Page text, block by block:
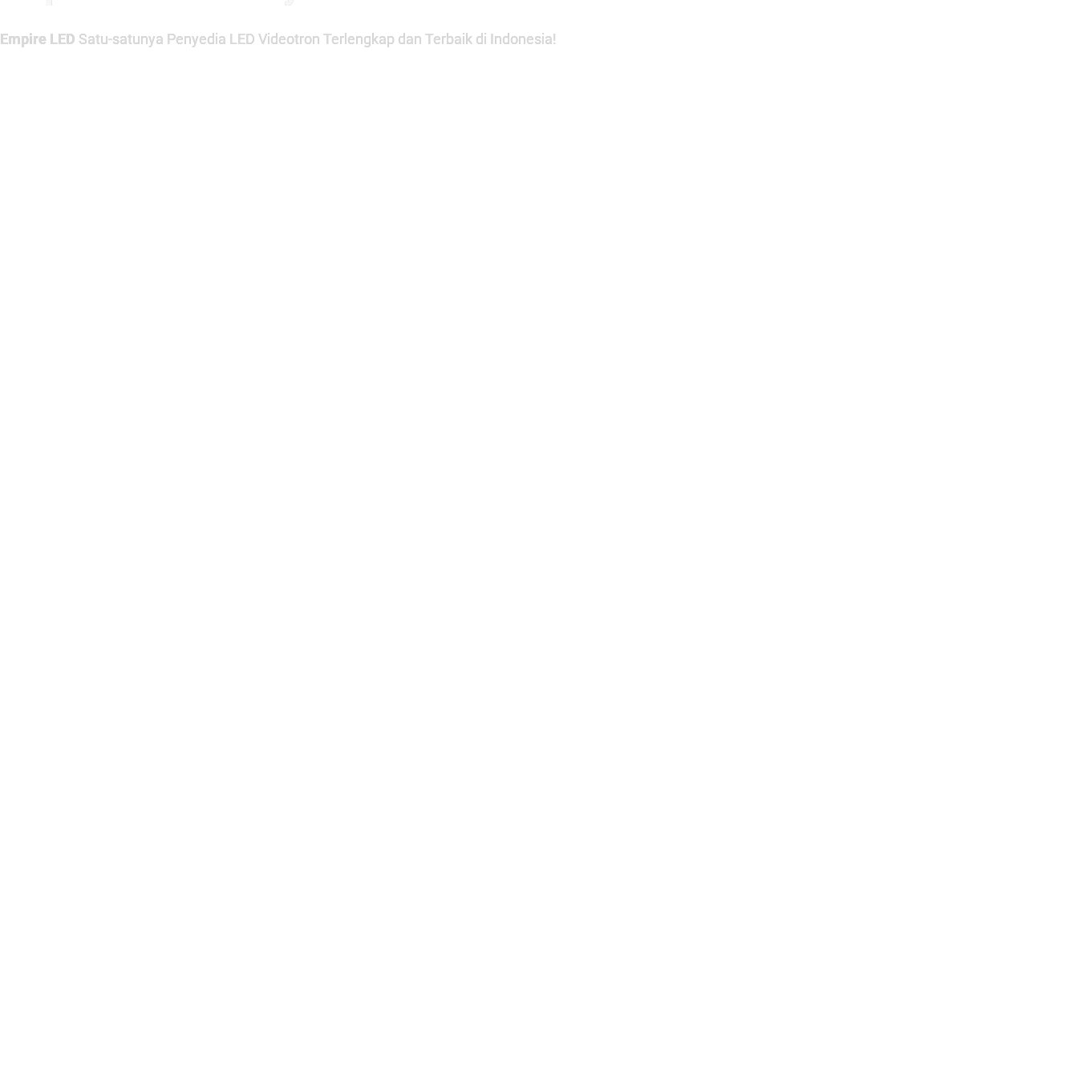
Empire LED Satu-satunya Penyedia LED Videotron Terlengkap dan Terbaik di Indonesia!